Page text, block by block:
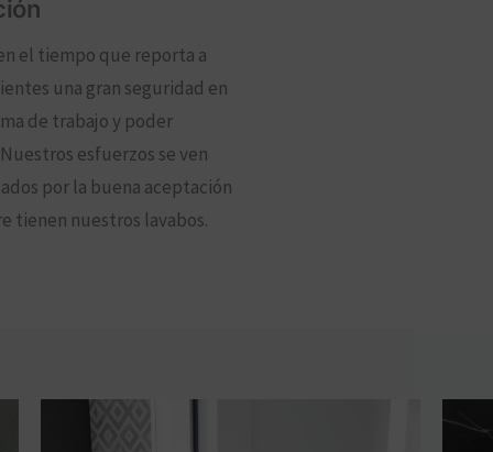
el tiempo que reporta a
una gran seguridad en
de trabajo y poder
esfuerzos se ven
por la buena aceptación
tienen nuestros lavabos.